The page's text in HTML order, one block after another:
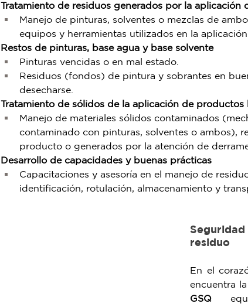
Tratamiento de residuos generados por la aplicación
Manejo de pinturas, solventes o mezclas de
equipos y herramientas utilizados en la
Restos de pinturas, base agua y base solvente
Pinturas vencidas o en mal estado.
Residuos (fondos) de pintura y sobrantes en
desecharse.
Tratamiento de sólidos de la aplicación de productos
Manejo de materiales sólidos contaminados
contaminado con pinturas, solventes o ambos),
producto o generados por la atención de
Desarrollo de capacidades y buenas prácticas
Capacitaciones y asesoría en el manejo de
identificación, rotulación, almacenamiento y
residuo
En el
encuentra
GSQ